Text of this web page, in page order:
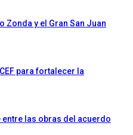
Zonda y el Gran San Juan
para fortalecer la
las obras del acuerdo